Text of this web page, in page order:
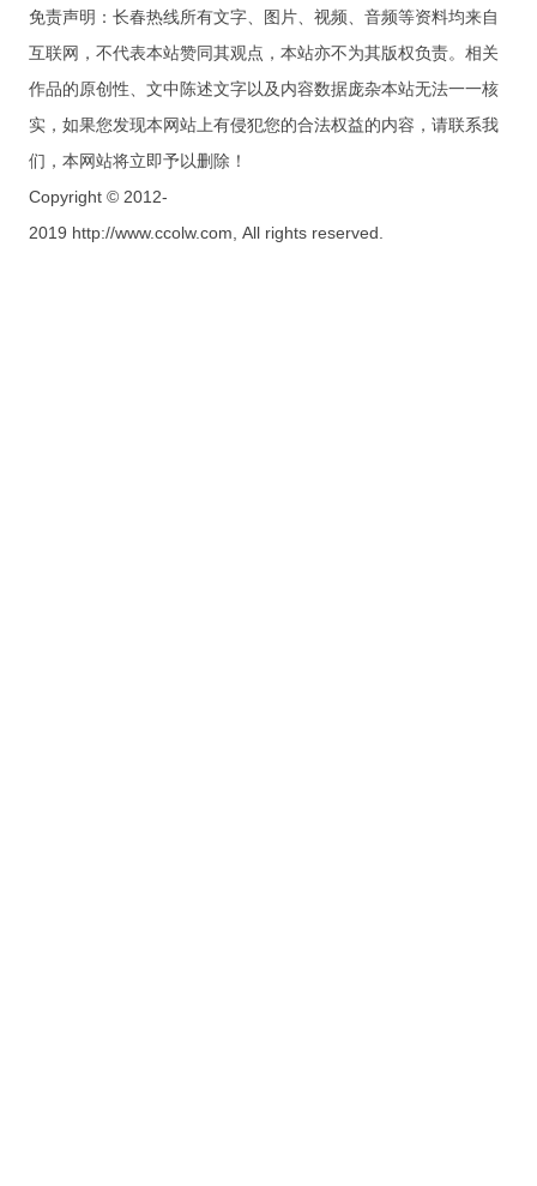
免责声明：长春热线所有文字、图片、视频、音频等资料均来自
互联网，不代表本站赞同其观点，本站亦不为其版权负责。相关
作品的原创性、文中陈述文字以及内容数据庞杂本站无法一一核
实，如果您发现本网站上有侵犯您的合法权益的内容，请联系我
们，本网站将立即予以删除！
Copyright © 2012-
2019 http://www.ccolw.com, All rights reserved.